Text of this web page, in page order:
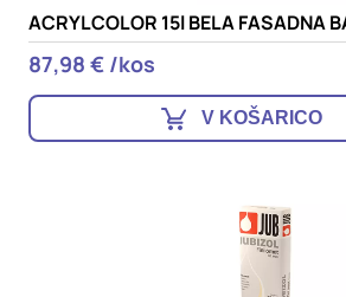
ACRYLCOLOR 15l BELA FASADNA
87,98 € /kos
V KOŠARICO